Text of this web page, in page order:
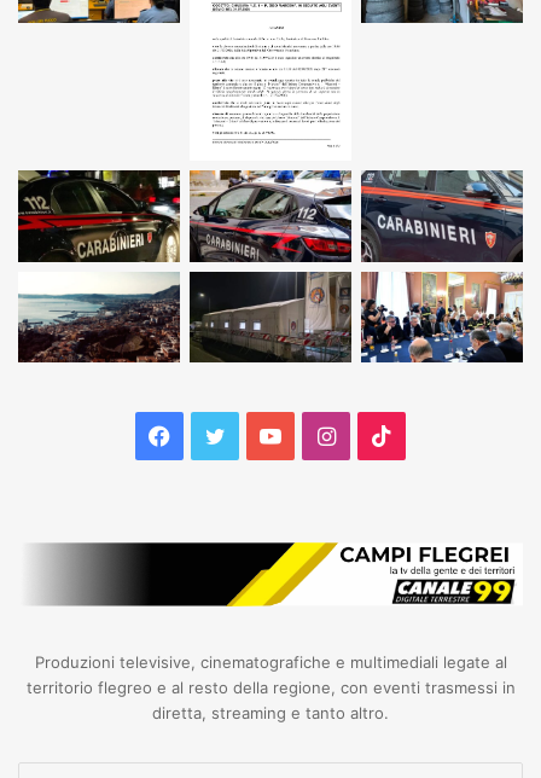
Facebook
TwitterYouTubeInstagram
Produzioni televisive, cinematografiche e multimediali legate al
territorio flegreo e al resto della regione, con eventi trasmessi in
diretta, streaming e tanto altro.